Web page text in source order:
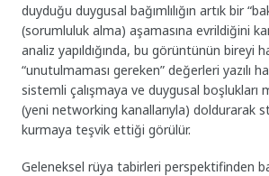
duyduğu duygusal bağımlılığın artık bir
(sorumluluk alma) aşamasına evrildiğini
analiz yapıldığında, bu görüntünün bireyi
“unutulmaması gereken” değerleri yazılı
sistemli çalışmaya ve duygusal boşlukları
(yeni networking kanallarıyla) doldurarak
kurmaya teşvik ettiği görülür.
Geleneksel rüya tabirleri perspektifinden